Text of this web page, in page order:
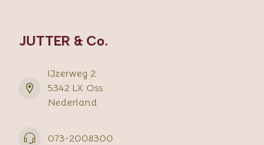
JUTTER & Co.
IJzerweg 2
5342 LX Oss
Nederland
073-2008300